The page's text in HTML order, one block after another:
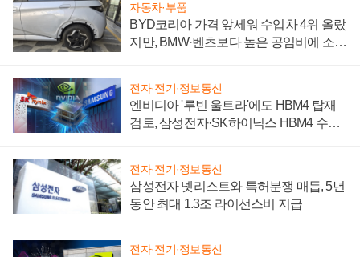
자동차·부품
BYD코리아 가격 앞세워 수입차 4위 올랐
지만, BMW·벤츠보다 높은 공임비에 소비
전자·전기·정보통신
엔비디아 '루빈 울트라'에도 HBM4 탑재
검토, 삼성전자·SK하이닉스 HBM4 수율
전자·전기·정보통신
삼성전자 넷리스트와 특허분쟁 매듭, 5년
동안 최대 1.3조 라이선스비 지급
전자·전기·정보통신